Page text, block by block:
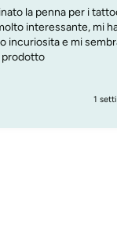
i tatuaggi e
di tatuaggi custom. La
è un pochino lenta,
sia per i due prodotti
2